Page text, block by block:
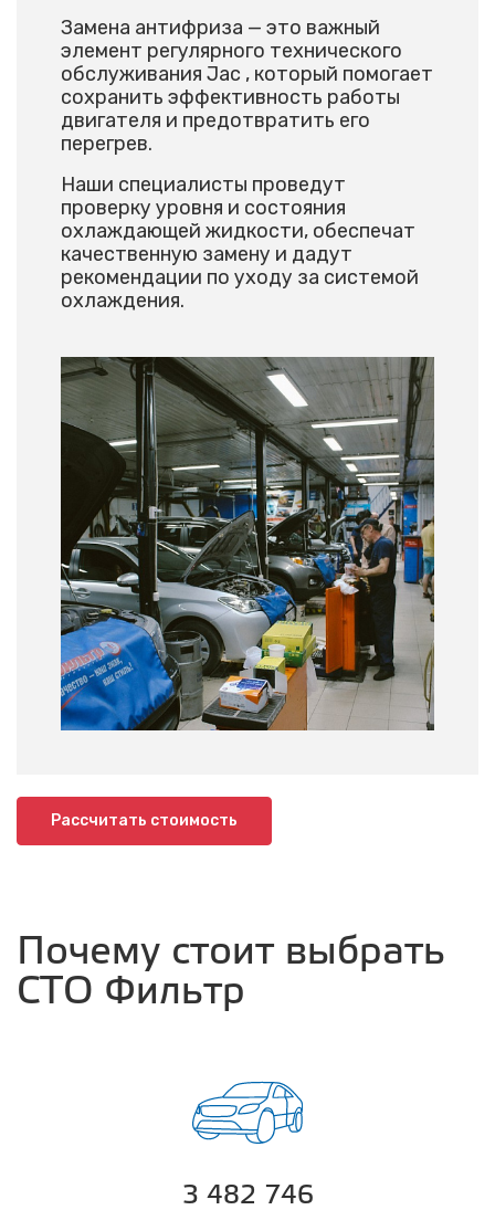
Замена антифриза — это важный
элемент регулярного технического
обслуживания Jac , который помогает
сохранить эффективность работы
двигателя и предотвратить его
перегрев.
Наши специалисты проведут
проверку уровня и состояния
охлаждающей жидкости, обеспечат
качественную замену и дадут
рекомендации по уходу за системой
охлаждения.
Рассчитать стоимость
Почему стоит выбрать
СТО Фильтр
3 482 746